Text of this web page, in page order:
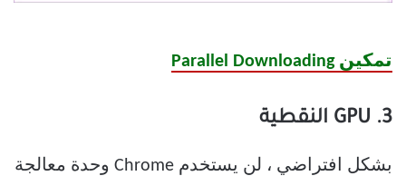
تمكين Parallel Downloading
3. GPU النقطية
بشكل افتراضي ، لن يستخدم Chrome وحدة معالجة